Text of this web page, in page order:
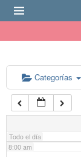
Categorías
Todo el día
6:00 am
7:00 am
8:00 am